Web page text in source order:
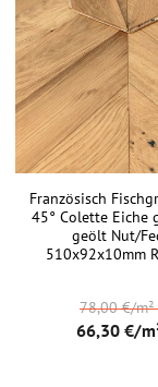
Französisch
45° Colette Eiche
geölt Nut/
510x92x10mm
66,30 €/
78,00 €/m²